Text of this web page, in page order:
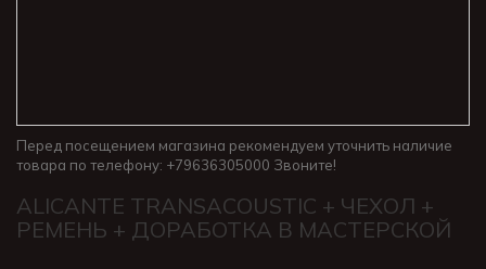
Перед посещением магазина рекомендуем уточнить наличие
товара по телефону: +79636305000 Звоните!
ALICANTE TRANSACOUSTIC + ЧЕХОЛ +
РЕМЕНЬ + ДОРАБОТКА В МАСТЕРСКОЙ